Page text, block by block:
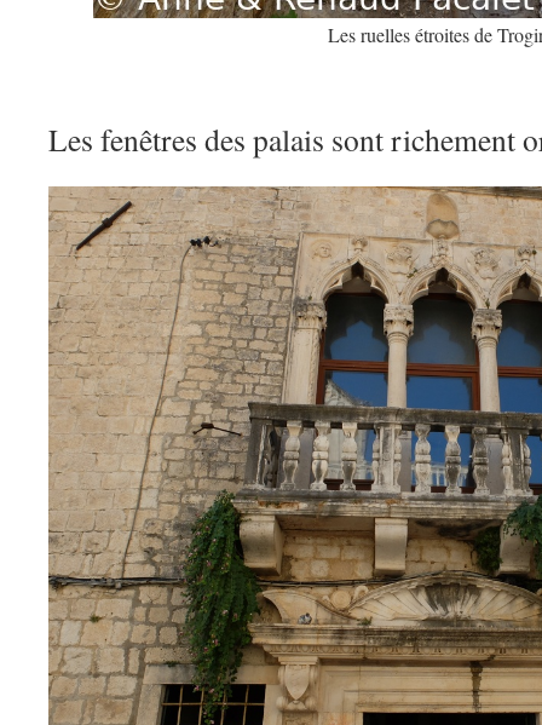
Les ruelles étroites de
Les fenêtres des palais sont richement